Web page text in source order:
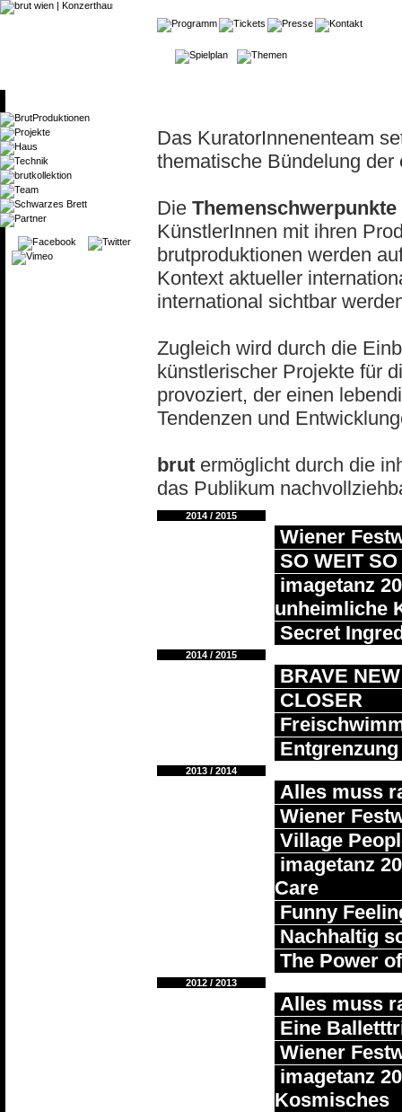
Das KuratorInnenenteam
thematische Bündelung
Die Themenschwerpunkte
KünstlerInnen mit ihren
brutproduktionen werden
Kontext aktueller
international sichtbar
Zugleich wird durch die
künstlerischer Projekte für
provoziert, der einen
Tendenzen und
brut ermöglicht durch die
das Publikum
2014 / 2015
Wiener
SO WEIT
imagetanz
unheimliche
Secret
2014 / 2015
BRAVE
CLOSER
Entgrenzung
2013 / 2014
Alles muss
Wiener
Village
imagetanz
Care
Funny
Nachhaltig
The Power
2012 / 2013
Alles muss
Eine
Wiener
imagetanz
Kosmisches